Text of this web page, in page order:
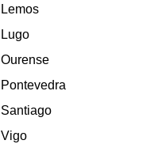
Lemos
Lugo
Ourense
Pontevedra
Santiago
Vigo